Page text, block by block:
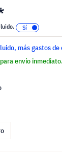
más gastos de
envío